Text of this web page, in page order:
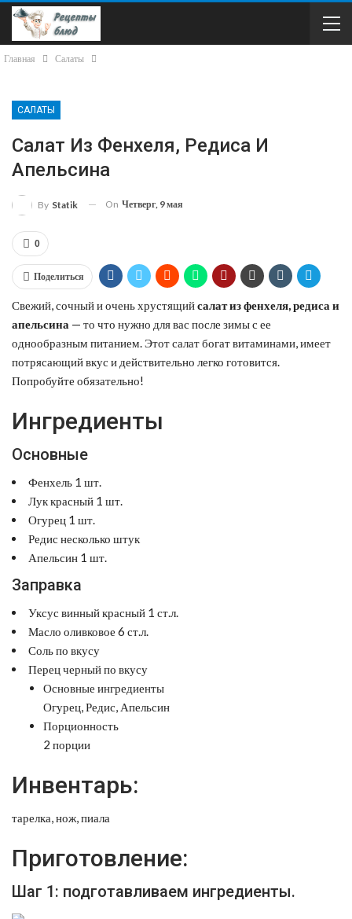
Главная Салаты
САЛАТЫ
Салат Из Фенхеля, Редиса И
Апельсина
By Statik On Четверг, 9 мая
0
Поделиться
Свежий, сочный и очень хрустящийсалат из фенхеля, редиса и
апельсина — то что нужно для вас после зимы с ее
однообразным питанием. Этот салат богат витаминами, имеет
потрясающий вкус и действительно легко готовится.
Попробуйте обязательно!
Ингредиенты
Основные
Фенхель 1 шт.
Лук красный 1 шт.
Огурец 1 шт.
Редис несколько штук
Апельсин 1 шт.
Заправка
Уксус винный красный 1 ст.л.
Масло оливковое 6 ст.л.
Соль по вкусу
Перец черный по вкусу
Основные ингредиенты
Огурец, Редис, Апельсин
Порционность
2 порции
Инвентарь:
тарелка, нож, пиала
Приготовление:
Шаг 1: подготавливаем ингредиенты.